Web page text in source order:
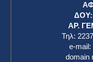
ΑΡ.
Τηλ:
e-mail:
domain